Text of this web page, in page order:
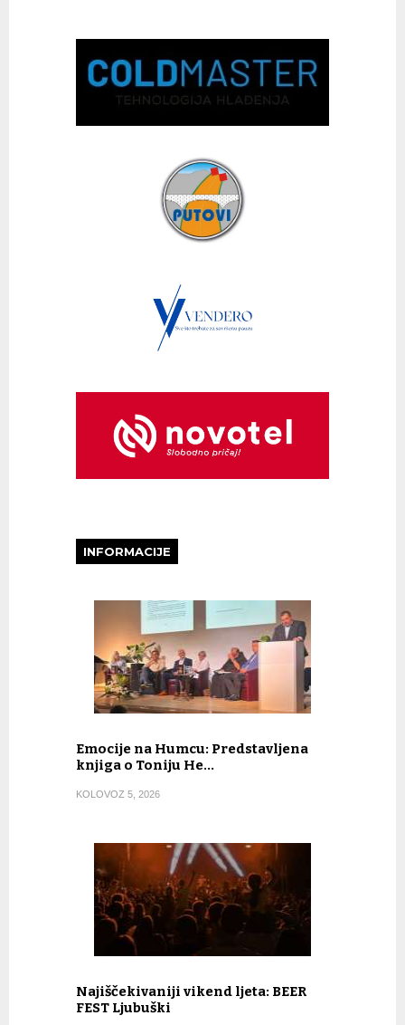
INFORMACIJE
Emocije na Humcu: Predstavljena
knjiga o Toniju He…
KOLOVOZ 5, 2026
Najiščekivaniji vikend ljeta: BEER
FEST Ljubuški